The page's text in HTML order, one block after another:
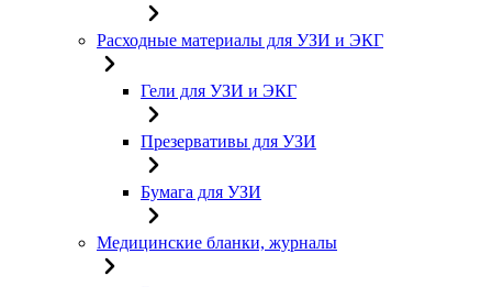
Расходные материалы для УЗИ и ЭКГ
Гели для УЗИ и ЭКГ
Презервативы для УЗИ
Бумага для УЗИ
Медицинские бланки, журналы